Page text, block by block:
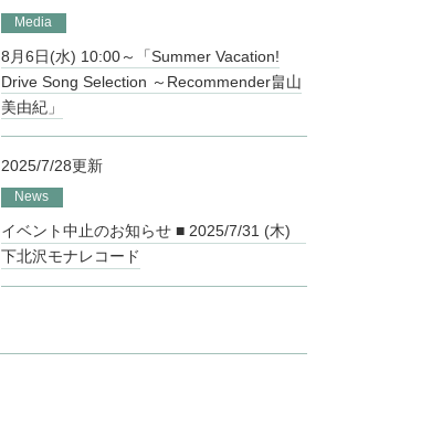
Media
8月6日(水) 10:00～「Summer Vacation!
Drive Song Selection ～Recommender畠山
美由紀」
2025/7/28更新
News
イベント中止のお知らせ ■ 2025/7/31 (木)
下北沢モナレコード